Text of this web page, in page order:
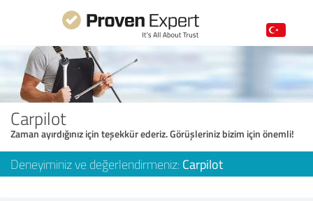
Carpilot
Zaman ayırdığınız için teşekkür ederiz. Görüşleriniz bizim için önemli!
Deneyiminiz ve değerlendirmeniz: Carpilot